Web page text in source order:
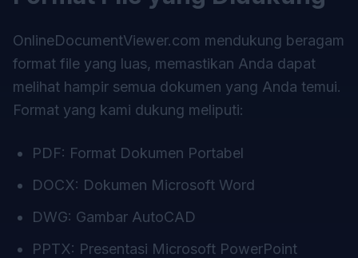
OnlineDocumentViewer.com mendukung beragam
format file yang luas, memastikan Anda dapat
melihat hampir semua dokumen yang Anda temui.
Format yang kami dukung meliputi:
PDF: Format Dokumen Portabel
DOCX: Dokumen Microsoft Word
DWG: Gambar AutoCAD
PPTX: Presentasi Microsoft PowerPoint